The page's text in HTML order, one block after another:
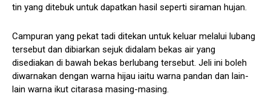
tin yang ditebuk untuk dapatkan hasil seperti siraman hujan.
Campuran yang pekat tadi ditekan untuk keluar melalui lubang
tersebut dan dibiarkan sejuk didalam bekas air yang
disediakan di bawah bekas berlubang tersebut. Jeli ini boleh
diwarnakan dengan warna hijau iaitu warna pandan dan lain-
lain warna ikut citarasa masing-masing.